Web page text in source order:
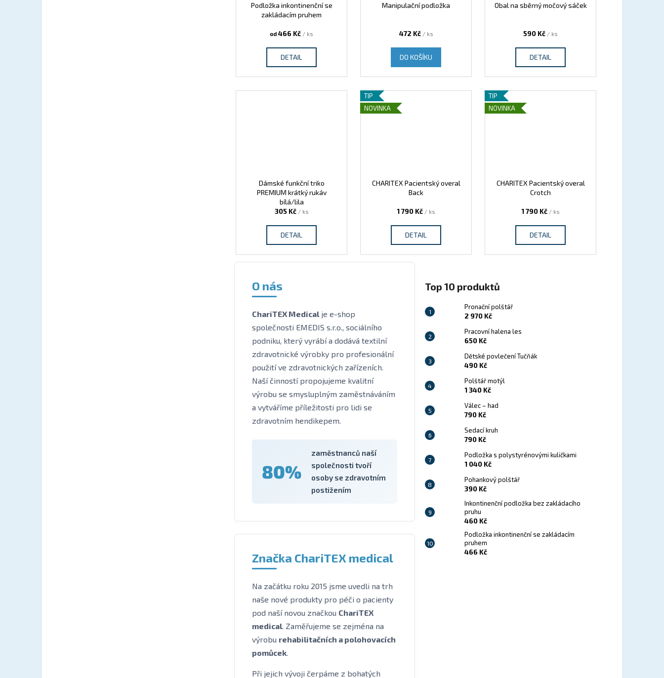
Podložka inkontinenční se
zakládacím pruhem
od 466 Kč / ks
DETAIL
Manipulační podložka
472 Kč / ks
DO KOŠÍKU
Obal na sběrný močový sáček
590 Kč / ks
DETAIL
Dámské funkční triko
PREMIUM krátký rukáv
bílá/lila
305 Kč / ks
DETAIL
TIP
NOVINKA
CHARITEX Pacientský overal
Back
1 790 Kč / ks
DETAIL
TIP
NOVINKA
CHARITEX Pacientský overal
Crotch
1 790 Kč / ks
DETAIL
O nás
ChariTEX Medical je e-shop
společnosti EMEDIS s.r.o., sociálního
podniku, který vyrábí a dodává textilní
zdravotnické výrobky pro profesionální
použití ve zdravotnických zařízeních.
Naší činností propojujeme kvalitní
výrobu se smysluplným zaměstnáváním
a vytváříme příležitosti pro lidi se
zdravotním hendikepem.
80%
zaměstnanců naší
společnosti tvoří
osoby se zdravotním
postižením
Značka ChariTEX medical
Na začátku roku 2015 jsme uvedli na trh
naše nové produkty pro péči o pacienty
pod naší novou značkou ChariTEX
medical . Zaměřujeme se zejména na
výrobu rehabilitačních a polohovacích
pomůcek
Při jejich vývoji čerpáme z bohatých
Top 10 produktů
Pronační polštář
2 970 Kč
Pracovní halena les
650 Kč
Dětské povlečení Tučňák
490 Kč
Polštář motýl
1 340 Kč
Válec – had
790 Kč
Sedací kruh
790 Kč
Podložka s polystyrénovými kuličkami
1 040 Kč
Pohankový polštář
390 Kč
Inkontinenční podložka bez zakládacího
pruhu
460 Kč
Podložka inkontinenční se zakládacím
pruhem
466 Kč